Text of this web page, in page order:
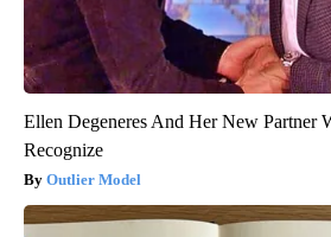
Ellen Degeneres And Her New Partner
Recognize
Outlier Model